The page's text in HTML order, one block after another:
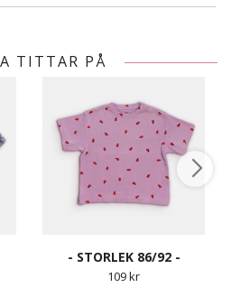
TITTAR PÅ
- STORLEK 86/92 -
109 kr